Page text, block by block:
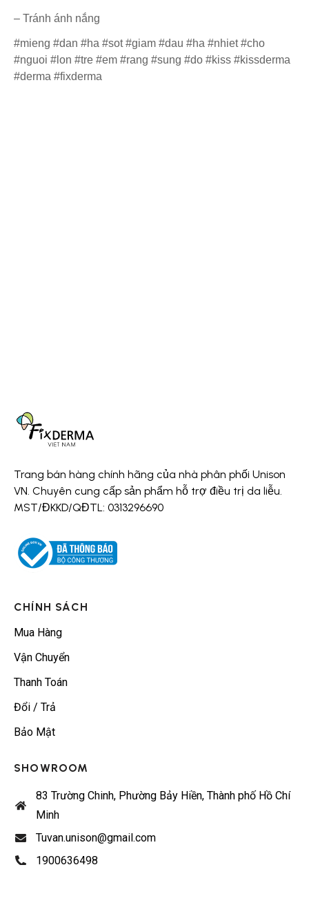
– Tránh ánh nắng
#mieng #dan #ha #sot #giam #dau #ha #nhiet #cho
#nguoi #lon #tre #em #rang #sung #do #kiss #kissderma
#derma #fixderma
Trang bán hàng chính hãng của nhà phân phối Unison
VN. Chuyên cung cấp sản phẩm hỗ trợ điều trị da liễu.
MST/ĐKKD/QĐTL: 0313296690
CHÍNH SÁCH
Mua Hàng
Vận Chuyển
Thanh Toán
Đổi / Trả
Bảo Mật
SHOWROOM
83 Trường Chinh, Phường Bảy Hiền, Thành phố Hồ Chí
Minh
Tuvan.unison@gmail.com
1900636498